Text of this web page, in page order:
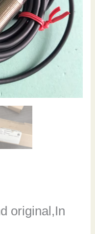
original,In